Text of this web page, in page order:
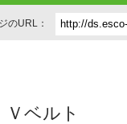
のURL：
ベルト